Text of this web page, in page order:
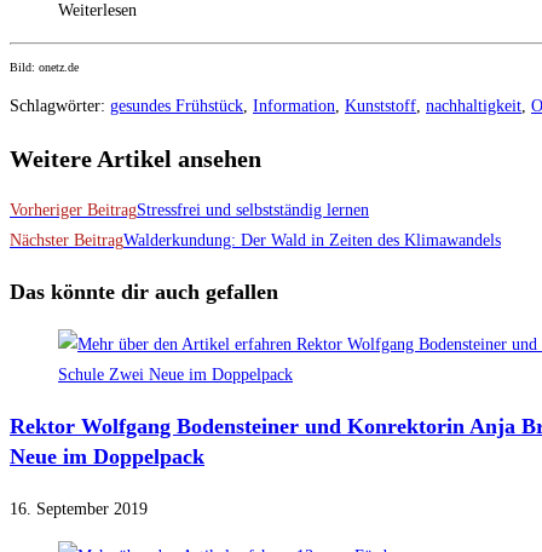
Weiterlesen
Bild: onetz.de
Schlagwörter: gesundes Frühstück, Information, Kunststoff, nachhaltigkeit,
Weitere Artikel ansehen
Vorheriger BeitragStressfrei und selbstständig lernen
Nächster BeitragWalderkundung: Der Wald in Zeiten des Klimawandels
Das könnte dir auch gefallen
Rektor Wolfgang Bodensteiner und Konrektorin Anja
Neue im Doppelpack
16. September 2019